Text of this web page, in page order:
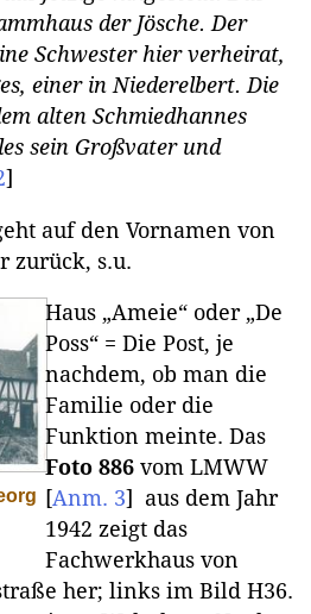
der Jösche. Der
Schwester hier verheirat,
einer in Niederelbert. Die
alten Schmiedhannes
sein Großvater und
]
auf den Vornamen von
zurück, s.u.
Haus „Ameie“ oder „De
Poss“ = Die Post, je
nachdem, ob man die
Familie oder die
Funktion meinte. Das
Foto 886 vom LMWW
[Anm. 3]
aus dem Jahr
1942 zeigt das
Fachwerkhaus von
her; links im Bild H36.